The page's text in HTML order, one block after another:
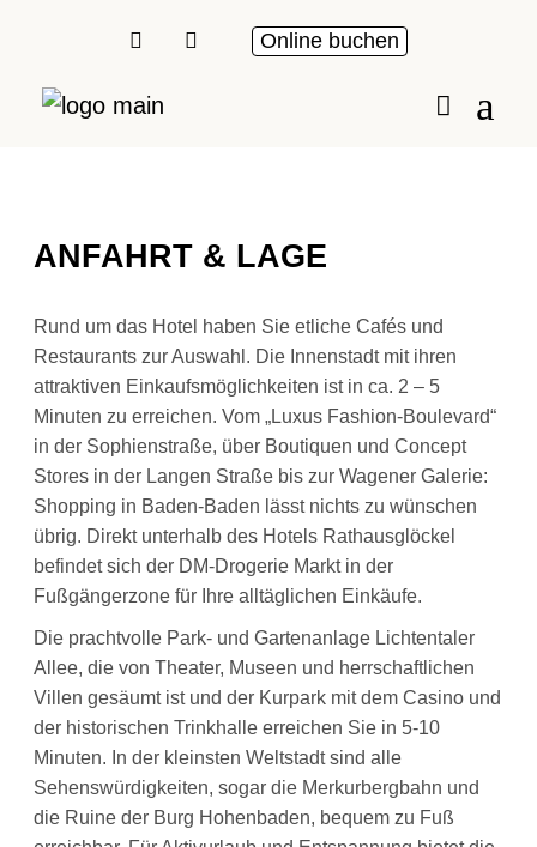
Online buchen
ANFAHRT & LAGE
Rund um das Hotel haben Sie etliche Cafés und
Restaurants zur Auswahl. Die Innenstadt mit ihren
attraktiven Einkaufsmöglichkeiten ist in ca. 2 – 5
Minuten zu erreichen. Vom „Luxus Fashion-Boulevard“
in der Sophienstraße, über Boutiquen und Concept
Stores in der Langen Straße bis zur Wagener Galerie:
Shopping in Baden-Baden lässt nichts zu wünschen
übrig. Direkt unterhalb des Hotels Rathausglöckel
befindet sich der DM-Drogerie Markt in der
Fußgängerzone für Ihre alltäglichen Einkäufe.
Die prachtvolle Park- und Gartenanlage Lichtentaler
Allee, die von Theater, Museen und herrschaftlichen
Villen gesäumt ist und der Kurpark mit dem Casino und
der historischen Trinkhalle erreichen Sie in 5-10
Minuten. In der kleinsten Weltstadt sind alle
Sehenswürdigkeiten, sogar die Merkurbergbahn und
die Ruine der Burg Hohenbaden, bequem zu Fuß